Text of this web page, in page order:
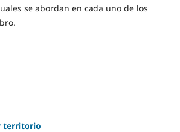
se abordan en cada uno de los
territorio